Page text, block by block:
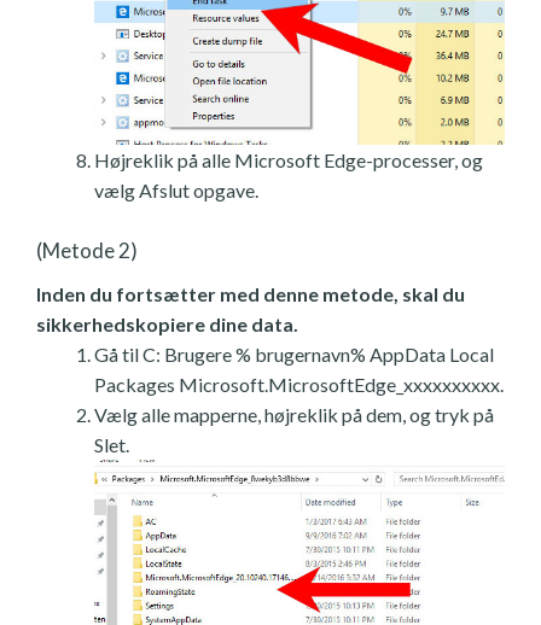
Højreklik på alle Microsoft Edge-processer, og
vælg Afslut opgave.
(Metode 2)
Inden du fortsætter med denne metode, skal du
sikkerhedskopiere dine data.
Gå til C: Brugere % brugernavn% AppData Local
Packages Microsoft.MicrosoftEdge_xxxxxxxxxx.
Vælg alle mapperne, højreklik på dem, og tryk på
Slet.